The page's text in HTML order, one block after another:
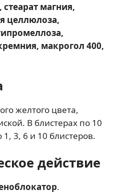
магния,
целлюлоза,
макрогол 400,
желтого цвета,
В блистерах по 10
1, 3, 6 и 10 блистеров.
действие
.